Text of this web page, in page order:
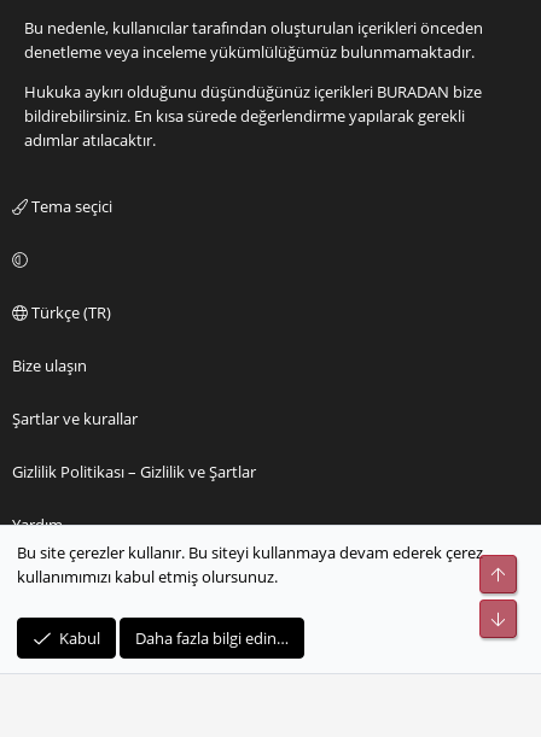
Bu nedenle, kullanıcılar tarafından oluşturulan içerikleri önceden
denetleme veya inceleme yükümlülüğümüz bulunmamaktadır.
Hukuka aykırı olduğunu düşündüğünüz içerikleri BURADAN bize
bildirebilirsiniz. En kısa sürede değerlendirme yapılarak gerekli
adımlar atılacaktır.
Tema seçici
Türkçe (TR)
Bize ulaşın
Şartlar ve kurallar
Gizlilik Politikası – Gizlilik ve Şartlar
Yardım
Ana sayfa
S
S
Bu site çerezler kullanır. Bu siteyi kullanmaya devam ederek çerez
kullanımımızı kabul etmiş olursunuz.
Kabul Daha fazla bilgi edin…